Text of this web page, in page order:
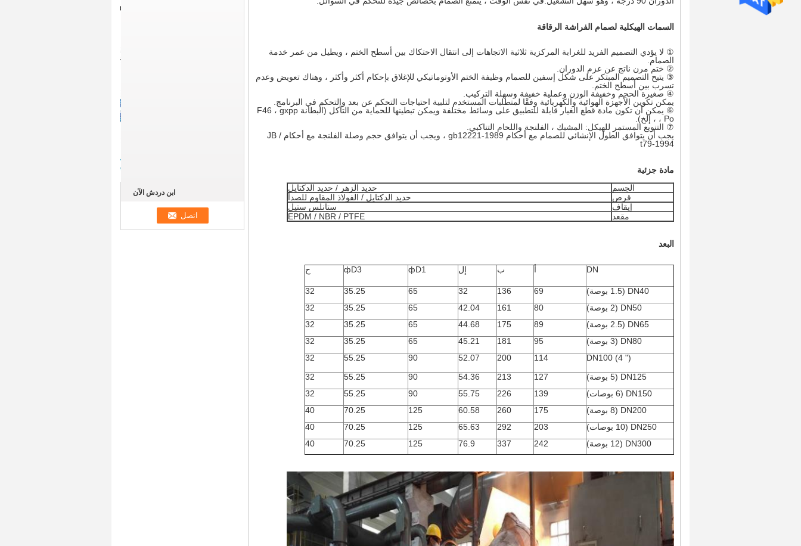
ابن دردش الآن
السمات الهيكلية لصمام الفراشة الرقاقة
① لا يؤدي التصميم الفريد للغرابة المركزية ثلاثية الاتجاهات إلى انتقال الاحتكاك بين أسطح الختم ، ويطيل من عمر خدمة
الصمام.
② ختم مرن ناتج عن عزم الدوران.
③ يتيح التصميم المبتكر على شكل إسفين للصمام وظيفة الختم الأوتوماتيكي للإغلاق بإحكام أكثر وأكثر ، وهناك تعويض وعدم
تسرب بين أسطح الختم.
④ صغيرة الحجم وخفيفة الوزن وعملية خفيفة وسهلة التركيب.
يمكن تكوين الأجهزة الهوائية والكهربائية وفقًا لمتطلبات المستخدم لتلبية احتياجات التحكم عن بعد والتحكم في البرنامج.
⑥ يمكن أن تكون مادة قطع الغيار قابلة للتطبيق على وسائط مختلفة ويمكن تبطينها للحماية من التآكل (البطانة F46 ، gxpp
، Po ، إلخ).
⑦ التنويع المستمر للهيكل: المشبك ، الفلنجة واللحام التناكبي.
يجب أن يتوافق الطول الإنشائي للصمام مع أحكام gb12221-1989 ، ويجب أن يتوافق حجم وصلة الفلنجة مع أحكام JB /
t79-1994
مادة جزئية
الجسم
حديد الزهر / حديد الدكتايل
قرص
حديد الدكتايل / الفولاذ المقاوم للصدأ
إيقاف
ستانلس ستيل
مقعد
EPDM / NBR / PTFE
البعد
DN أ ب إل фD1
фD3 ح
DN40 (1.5 بوصة) 69
136
32
65
35.25
32
DN50 (2 بوصة)
80
161
42.04
65
35.25
32
DN65 (2.5 بوصة)
89
175
44.68
65
35.25
32
DN80 (3 بوصة)
95
181
45.21
65
35.25
32
DN100 (4 ")
114
200
52.07
90
55.25
32
DN125 (5 بوصة)
127
213
54.36
90
55.25
32
DN150 (6 بوصات)
139
226
55.75
90
55.25
32
DN200 (8 بوصة)
175
260
60.58
125
70.25
40
DN250 (10 بوصات)
203
292
65.63
125
70.25
40
DN300 (12 بوصة)
242
337
76.9
125
70.25
40